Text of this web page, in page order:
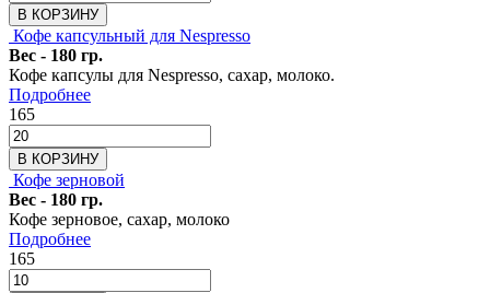
В КОРЗИНУ
Кофе капсульный для Nespresso
Вес - 180 гр.
Кофе капсулы для Nespresso, сахар, молоко.
Подробнее
165
В КОРЗИНУ
Кофе зерновой
Вес - 180 гр.
Кофе зерновое, сахар, молоко
Подробнее
165